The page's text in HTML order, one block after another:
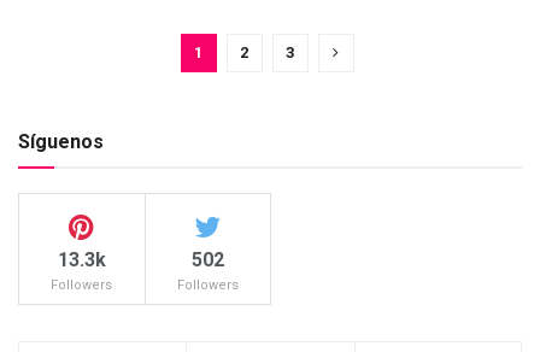
1 2 3
Síguenos
13.3k
Followers
502
Followers